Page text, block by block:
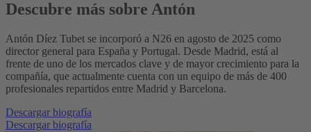
Descubre más sobre Antón
Antón Díez Tubet se incorporó a N26 en agosto de 2025 como
director general para España y Portugal. Desde Madrid, está al
frente de uno de los mercados clave y de mayor crecimiento para la
compañía, que actualmente cuenta con un equipo de más de 400
profesionales repartidos entre Madrid y Barcelona.
Descargar biografía
Descargar biografía